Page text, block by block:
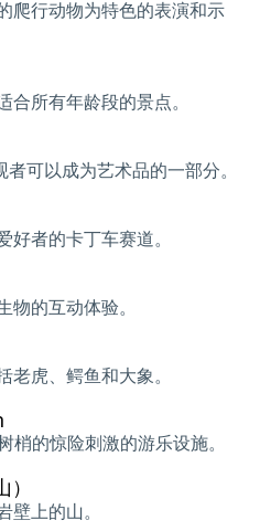
爬行动物为特色的表演和示
合所有年龄段的景点。
可以成为艺术品的一部分。
好者的卡丁车赛道。
物的互动体验。
老虎、鳄鱼和大象。
梢的惊险刺激的游乐设施。
壁上的山。